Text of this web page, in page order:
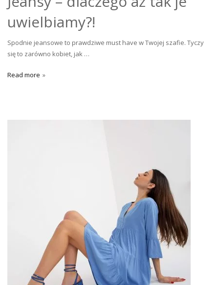
uwielbiamy?!
Spodnie jeansowe to prawdziwe must have w Twojej szafie. Tyczy
się to zarówno kobiet, jak …
Read more